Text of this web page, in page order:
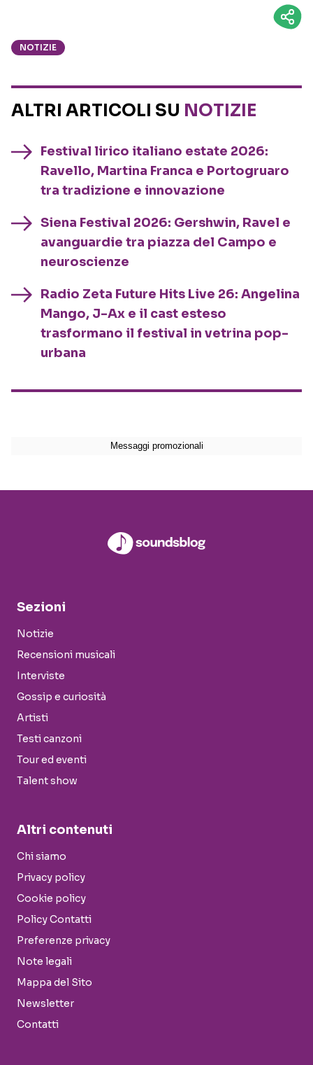
NOTIZIE
ALTRI ARTICOLI SU NOTIZIE
Festival lirico italiano estate 2026:
Ravello, Martina Franca e Portogruaro
tra tradizione e innovazione
Siena Festival 2026: Gershwin, Ravel e
avanguardie tra piazza del Campo e
neuroscienze
Radio Zeta Future Hits Live 26: Angelina
Mango, J-Ax e il cast esteso
trasformano il festival in vetrina pop-
urbana
Sezioni
Notizie
Recensioni musicali
Interviste
Gossip e curiosità
Artisti
Testi canzoni
Tour ed eventi
Talent show
Altri contenuti
Chi siamo
Privacy policy
Cookie policy
Policy Contatti
Preferenze privacy
Note legali
Mappa del Sito
Newsletter
Contatti